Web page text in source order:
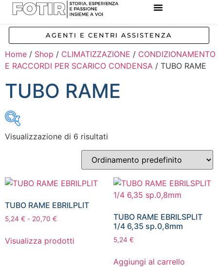
AGENTI E CENTRI ASSISTENZA
Home / Shop / CLIMATIZZAZIONE / CONDIZIONAMENTO
E RACCORDI PER SCARICO CONDENSA / TUBO RAME
TUBO RAME
Inizia a digitare per attivare la ricerca
Visualizzazione di 6 risultati
TUBO RAME EBRILPLIT
5,24 € - 20,70 €
Visualizza prodotti
TUBO RAME EBRILSPLIT
1/4 6,35 sp.0,8mm
5,24 €
Aggiungi al carrello